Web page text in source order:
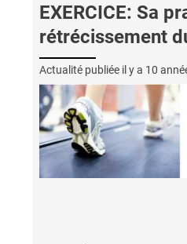
EXERCICE: Sa
rétrécissement
Actualité publiée il y a 10